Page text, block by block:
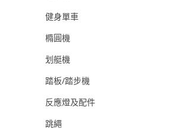
健身單車
橢圓機
划艇機
踏板/踏步機
反應燈及配件
跳繩